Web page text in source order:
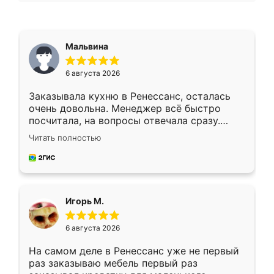
Мальвина
6 августа 2026
Заказывала кухню в Ренессанс, осталась
очень довольна. Менеджер всё быстро
посчитала, на вопросы отвечала сразу.
Замерщик приехал в субботу, подошёл к
делу со всей ответственностью. Собрали
за день, ребята работали аккуратно, даже
Читать полностью
Игорь М.
6 августа 2026
На самом деле в Ренессанс уже не первый
раз заказываю мебель первый раз